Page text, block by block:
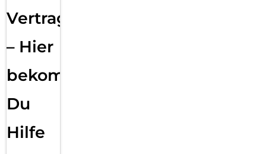
Vertragsabwicklung
– Hier
bekommst
Du
Hilfe